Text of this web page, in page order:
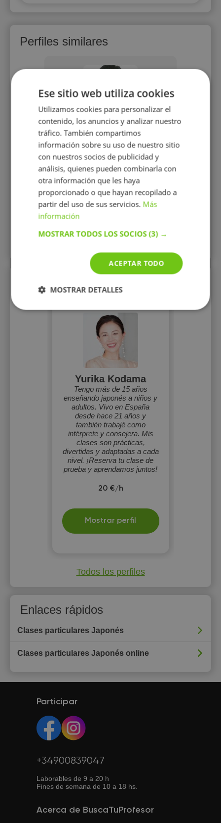
Perfiles similares
Jose Ramirez
Enseño idioma japonés en cualquier
nivel y desde niños de 10 años hasta
adultos de cualquier edad.
17 €/h
Yurika Kodama
Tengo más de 15 años
enseñando japonés a niños y
adultos. Vivo en España
desde hace 21 años y
también trabajé como
intérprete y consejera. Mis
clases son prácticas,
divertidas y adaptadas a cada
nivel. ¡Reserva tu clase de
prueba y aprendamos juntos!
20 €/h
Mostrar perfil
Todos los perfiles
Enlaces rápidos
Clases particulares Japonés
Clases particulares Japonés online
Participar
+34900839047
Laborables de 9 a 20 h
Fines de semana de 10 a 18 hs.
Acerca de BuscaTuProfesor
Ese sitio web utiliza cookies
Utilizamos cookies para personalizar el
contenido, los anuncios y analizar nuestro
tráfico. También compartimos
información sobre su uso de nuestro sitio
con nuestros socios de publicidad y
análisis, quienes pueden combinarla con
otra información que les haya
proporcionado o que hayan recopilado a
partir del uso de sus servicios. Más
información
MOSTRAR TODOS LOS SOCIOS(3) →
ACEPTAR TODO
MOSTRAR DETALLES